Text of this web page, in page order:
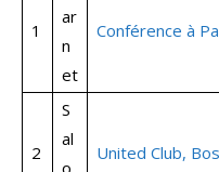
1
ar
n
et
Conférence à
2
S
al
United Club,